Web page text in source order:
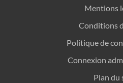
Mentions
Conditions
Politique de
Connexion
Plan du